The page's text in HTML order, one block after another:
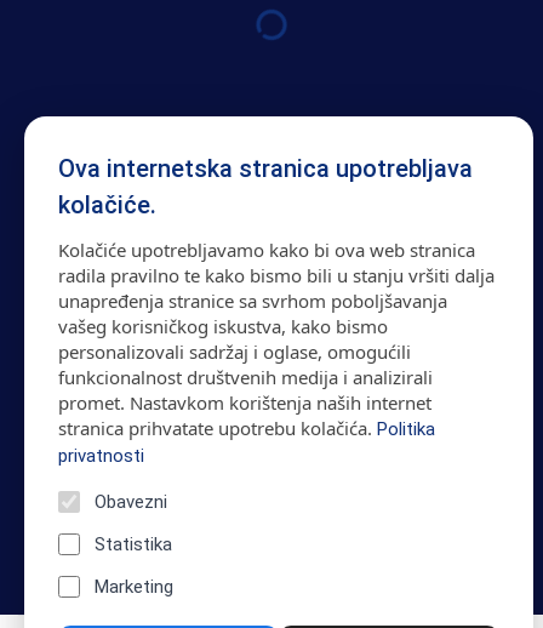
Ova internetska stranica upotrebljava
kolačiće.
Kolačiće upotrebljavamo kako bi ova web stranica
radila pravilno te kako bismo bili u stanju vršiti dalja
unapređenja stranice sa svrhom poboljšavanja
vašeg korisničkog iskustva, kako bismo
personalizovali sadržaj i oglase, omogućili
funkcionalnost društvenih medija i analizirali
promet. Nastavkom korištenja naših internet
stranica prihvatate upotrebu kolačića. Politika
privatnosti
Obavezni
Statistika
Marketing